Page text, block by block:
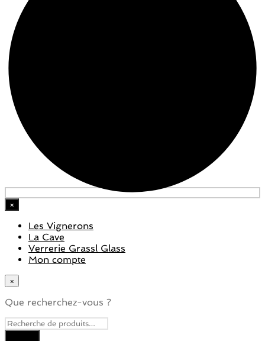
×
Les Vignerons
La Cave
Verrerie Grassl Glass
Mon compte
×
Que recherchez-vous ?